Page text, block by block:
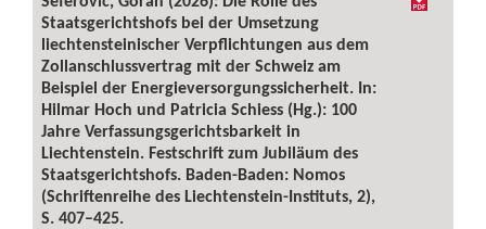
Staatsgerichtshofs bei der Umsetzung
liechtensteinischer Verpflichtungen aus dem
Zollanschlussvertrag mit der Schweiz am
Beispiel der Energieversorgungssicherheit. In:
Hilmar Hoch und Patricia Schiess (Hg.): 100
Jahre Verfassungsgerichtsbarkeit in
Liechtenstein. Festschrift zum Jubiläum des
Staatsgerichtshofs. Baden-Baden: Nomos
(Schriftenreihe des Liechtenstein-Instituts, 2),
S. 407–425.